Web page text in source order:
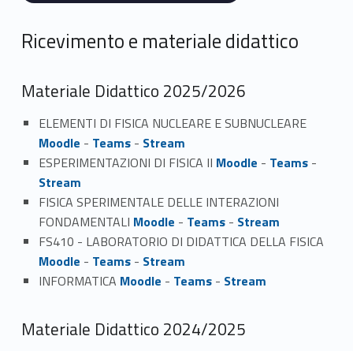
Ricevimento e materiale didattico
Materiale Didattico 2025/2026
ELEMENTI DI FISICA NUCLEARE E SUBNUCLEARE
Moodle - Teams- Stream
ESPERIMENTAZIONI DI FISICA II Moodle - Teams-
Stream
FISICA SPERIMENTALE DELLE INTERAZIONI
FONDAMENTALI Moodle - Teams- Stream
FS410 - LABORATORIO DI DIDATTICA DELLA FISICA
Moodle - Teams- Stream
INFORMATICA Moodle - Teams- Stream
Materiale Didattico 2024/2025